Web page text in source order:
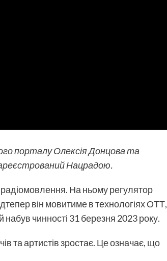
порталу Олексія Донцова та
Нацрадою.
На ньому регулятор
він мовитиме в технологіях ОТТ,
чинності 31 березня 2023 року.
та артистів зростає. Це означає, що